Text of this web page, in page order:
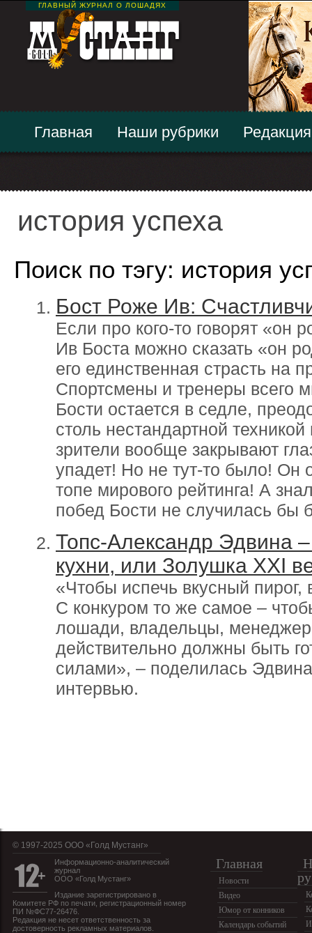
ГЛАВНЫЙ ЖУРНАЛ О ЛОШАДЯХ
Главная Наши рубрики Редакция
история успеха
Поиск по тэгу: история
Бост Роже Ив:
Если про кого-то говорят «он
Ив Боста можно сказать «он
его единственная страсть на
Спортсмены и тренеры всего
Бости остается в седле,
столь нестандартной
зрители вообще закрывают
упадет! Но не тут-то было! Он
топе мирового рейтинга! А
побед Бости не случилась бы
Топс-Александр Эдвина
кухни, или Золушка XXI
«Чтобы испечь вкусный
С конкуром то же самое –
лошади, владельцы,
действительно должны быть
силами», – поделилась
интервью.
© 1997-2025 OOO «Голд Мустанг»
Информационно-аналитический
журнал
ООО «Голд Мустанг»
Издание зарегистрировано в
Комитете РФ по печати, регистрационный номер
ПИ №ФС77-26476.
Редакция не несет ответственность за
достоверность рекламных материалов.
Главная
Новости
Видео
Юмор от конников
Календарь событий